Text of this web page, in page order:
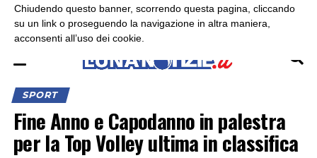
SPORT
Fine Anno e Capodanno in palestra
per la Top Volley ultima in classifica
Chiudendo questo banner, scorrendo questa pagina, cliccando
su un link o proseguendo la navigazione in altra maniera,
acconsenti all’uso dei cookie.